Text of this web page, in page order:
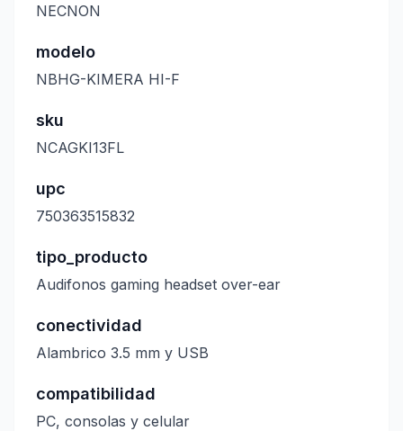
NECNON
modelo
NBHG-KIMERA HI-F
sku
NCAGKI13FL
upc
750363515832
tipo_producto
Audifonos gaming headset over-ear
conectividad
Alambrico 3.5 mm y USB
compatibilidad
PC, consolas y celular